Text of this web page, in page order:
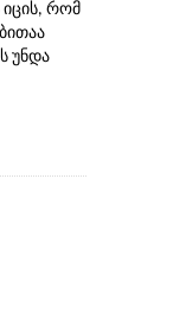
რომ
უნდა